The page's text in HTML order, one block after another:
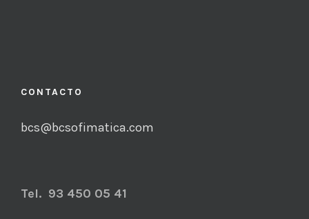
CONTACTO
bcs@bcsofimatica.com
Tel. 93 450 05 41